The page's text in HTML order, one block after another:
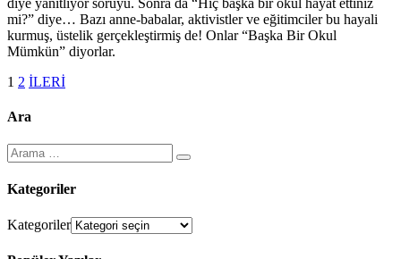
mi?” diye… Bazı anne-babalar, aktivistler ve eğitimciler bu hayali
kurmuş, üstelik gerçekleştirmiş de! Onlar “Başka Bir Okul
Mümkün” diyorlar.
1 2 İLERİ
Ara
Kategoriler
Kategoriler